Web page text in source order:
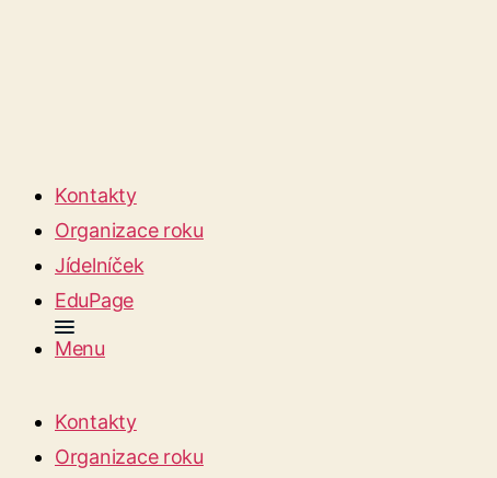
Kontakty
Organizace roku
Jídelníček
EduPage
Menu
Kontakty
Organizace roku